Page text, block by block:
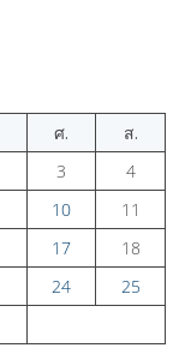
ศ.
ส.
3
4
10
11
17
18
24
25